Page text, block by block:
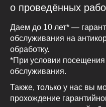
Также, только у нас вы
прохождение
Даем до 10 лет* —
обслуживания на
обработку.
*При условии посещения
обслуживания.
о проведённых